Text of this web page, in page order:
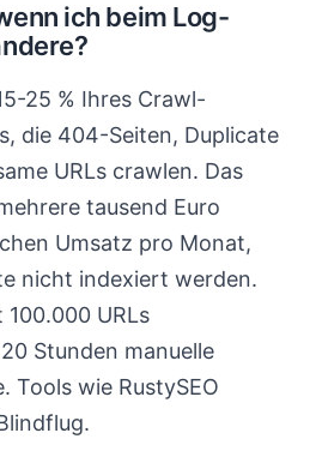
ich beim Log-
25 % Ihres Crawl-
die 404-Seiten, Duplicate
URLs crawlen. Das
tausend Euro
Umsatz pro Monat,
nicht indexiert werden.
100.000 URLs
Stunden manuelle
Tools wie RustySEO